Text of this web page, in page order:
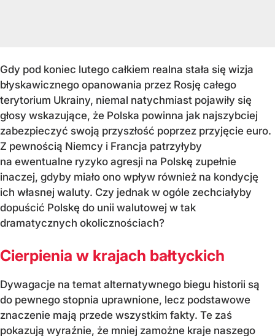
Gdy pod koniec lutego całkiem realna stała się wizja
błyskawicznego opanowania przez Rosję całego
terytorium Ukrainy, niemal natychmiast pojawiły się
głosy wskazujące, że Polska powinna jak najszybciej
zabezpieczyć swoją przyszłość poprzez przyjęcie euro.
Z pewnością Niemcy i Francja patrzyłyby
na ewentualne ryzyko agresji na Polskę zupełnie
inaczej, gdyby miało ono wpływ również na kondycję
ich własnej waluty. Czy jednak w ogóle zechciałyby
dopuścić Polskę do unii walutowej w tak
dramatycznych okolicznościach?
Cierpienia w krajach bałtyckich
Dywagacje na temat alternatywnego biegu historii są
do pewnego stopnia uprawnione, lecz podstawowe
znaczenie mają przede wszystkim fakty. Te zaś
pokazują wyraźnie, że mniej zamożne kraje naszego